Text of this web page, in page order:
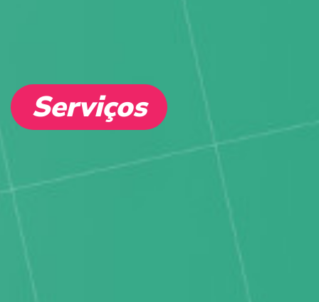
Serviços